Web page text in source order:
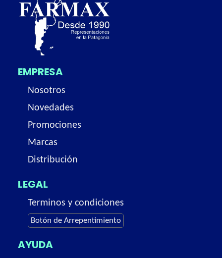
EMPRESA
Nosotros
Novedades
Promociones
Marcas
Distribución
LEGAL
Terminos y condiciones
Botón de Arrepentimiento
AYUDA